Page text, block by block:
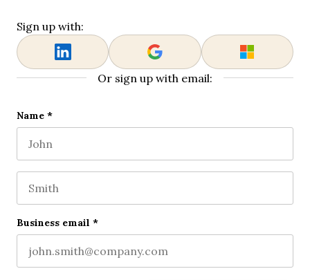
Sign up with:
Or sign up with email:
Phone
This field is for validation purposes and should be
Name*
Business email *